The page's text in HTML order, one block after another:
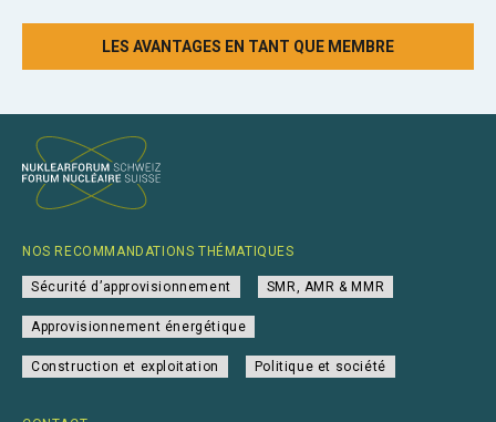
LES AVANTAGES EN TANT QUE MEMBRE
NOS RECOMMANDATIONS THÉMATIQUES
Sécurité d’approvisionnement SMR, AMR & MMR
Approvisionnement énergétique
Construction et exploitation Politique et société